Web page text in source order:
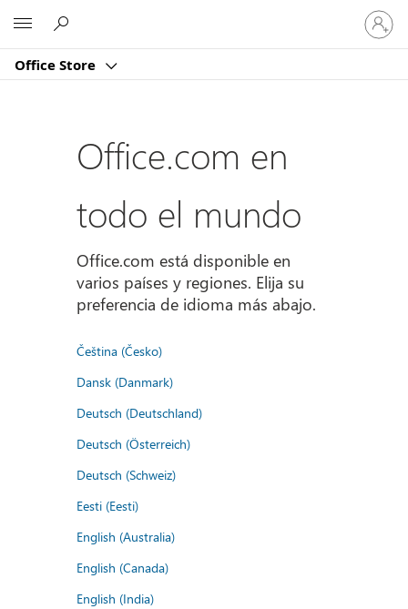
Office Store
Iniciar
sesión
en
cuenta
Office.com en
todo el mundo
Office.com está disponible en
varios países y regiones. Elija su
preferencia de idioma más abajo.
Čeština (Česko)
Dansk (Danmark)
Deutsch (Deutschland)
Deutsch (Österreich)
Deutsch (Schweiz)
Eesti (Eesti)
English (Australia)
English (Canada)
English (India)